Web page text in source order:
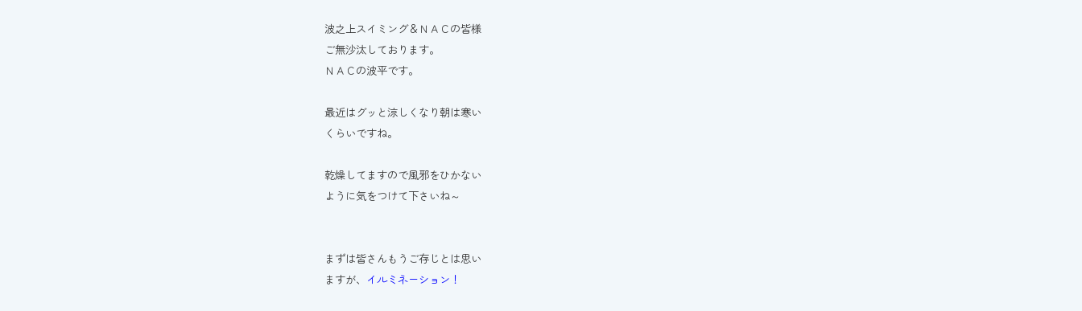
波之上スイミング＆ＮＡＣの皆様
ご無沙汰しております。
ＮＡＣの波平です。
最近はグッと涼しくなり朝は寒い
くらいですね。
乾燥してますので風邪をひかない
ように気をつけて下さいね～
まずは皆さんもうご存じとは思い
ますが、 イルミネーション！